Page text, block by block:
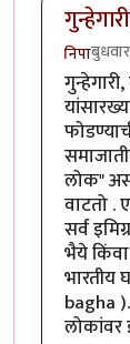
निपा
लोक"
वाटतो .
सर्व
भैये
भारतीय
bagha
लोकांवर